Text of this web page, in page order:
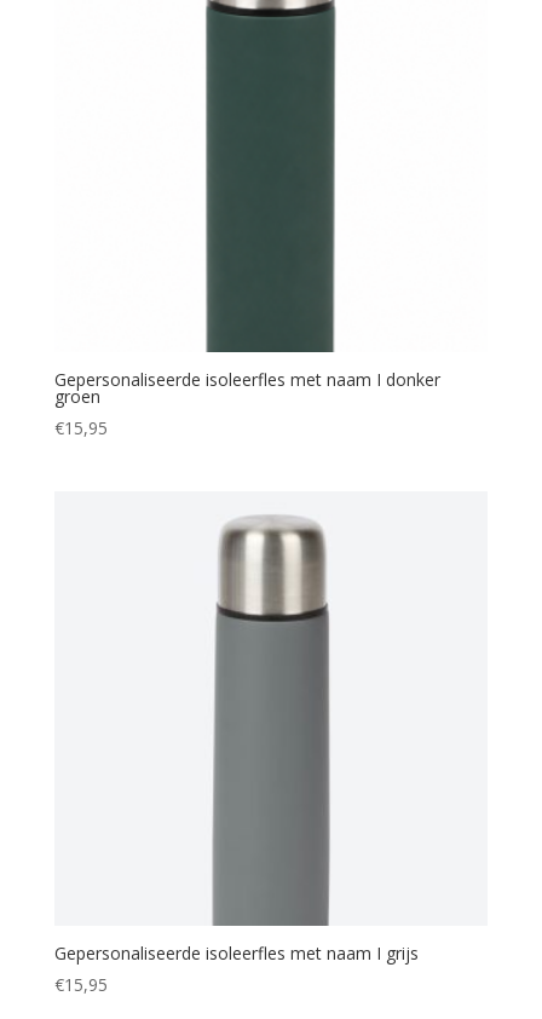
Gepersonaliseerde isoleerfles met naam I donker
groen
€15,95
Gepersonaliseerde isoleerfles met naam I grijs
€15,95